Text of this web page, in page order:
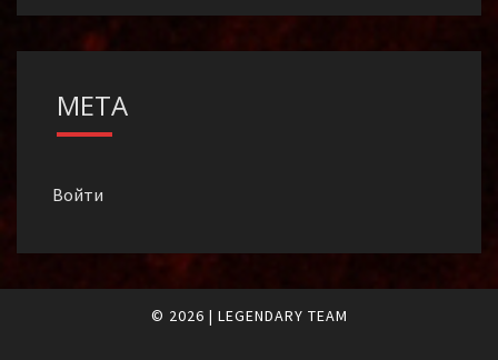
МЕТА
Войти
© 2026 | LEGENDARY TEAM